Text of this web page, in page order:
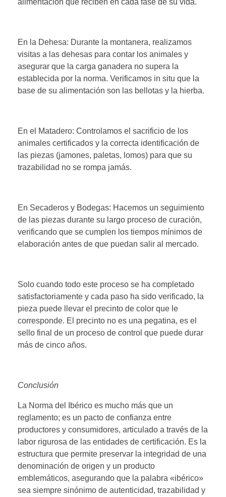
En la Dehesa: Durante la montanera, realizamos
visitas a las dehesas para contar los animales y
asegurar que la carga ganadera no supera la
establecida por la norma. Verificamos in situ que la
base de su alimentación son las bellotas y la hierba.
En el Matadero: Controlamos el sacrificio de los
animales certificados y la correcta identificación de
las piezas (jamones, paletas, lomos) para que su
trazabilidad no se rompa jamás.
En Secaderos y Bodegas: Hacemos un seguimiento
de las piezas durante su largo proceso de curación,
verificando que se cumplen los tiempos mínimos de
elaboración antes de que puedan salir al mercado.
Solo cuando todo este proceso se ha completado
satisfactoriamente y cada paso ha sido verificado, la
pieza puede llevar el precinto de color que le
corresponde. El precinto no es una pegatina, es el
sello final de un proceso de control que puede durar
más de cinco años.
Conclusión
La Norma del Ibérico es mucho más que un
reglamento; es un pacto de confianza entre
productores y consumidores, articulado a través de la
labor rigurosa de las entidades de certificación. Es la
estructura que permite preservar la integridad de una
denominación de origen y un producto
emblemáticos, asegurando que la palabra «ibérico»
sea siempre sinónimo de autenticidad, trazabilidad y